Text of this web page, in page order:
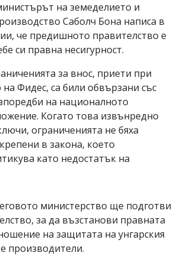
на земеделието и
Саболч Бона написа в
че предишното правителство е
си правна несигурност.
за внос, приети при
Фидес, са били обвързани със
на националното
Когато това извънредно
ограниченията не бяха
в закона, което
като недостатък на
министерство ще подготви
за да възстанови правната
на защитата на унгарския
производители.